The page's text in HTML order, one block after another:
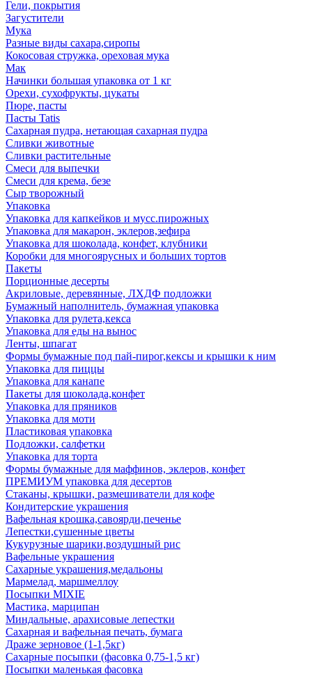
Гели, покрытия
Загустители
Мука
Разные виды сахара,сиропы
Кокосовая стружка, ореховая мука
Мак
Начинки большая упаковка от 1 кг
Орехи, сухофрукты, цукаты
Пюре, пасты
Пасты Tatis
Сахарная пудра, нетающая сахарная пудра
Сливки животные
Сливки растительные
Смеси для выпечки
Смеси для крема, безе
Сыр творожный
Упаковка
Упаковка для капкейков и мусс.пирожных
Упаковка для макарон, эклеров,зефира
Упаковка для шоколада, конфет, клубники
Коробки для многоярусных и больших тортов
Пакеты
Порционные десерты
Акриловые, деревянные, ЛХДФ подложки
Бумажный наполнитель, бумажная упаковка
Упаковка для рулета,кекса
Упаковка для еды на вынос
Ленты, шпагат
Формы бумажные под пай-пирог,кексы и крышки к ним
Упаковка для пиццы
Упаковка для канапе
Пакеты для шоколада,конфет
Упаковка для пряников
Упаковка для моти
Пластиковая упаковка
Подложки, салфетки
Упаковка для торта
Формы бумажные для маффинов, эклеров, конфет
ПРЕМИУМ упаковка для десертов
Стаканы, крышки, размешиватели для кофе
Кондитерские украшения
Вафельная крошка,савоярди,печенье
Лепестки,сушенные цветы
Кукурузные шарики,воздушный рис
Вафельные украшения
Сахарные украшения,медальоны
Мармелад, маршмеллоу
Посыпки MIXIE
Мастика, марципан
Миндальные, арахисовые лепестки
Сахарная и вафельная печать, бумага
Драже зерновое (1-1,5кг)
Сахарные посыпки (фасовка 0,75-1,5 кг)
Посыпки маленькая фасовка